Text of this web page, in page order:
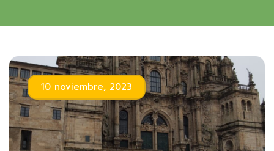
10 noviembre, 2023